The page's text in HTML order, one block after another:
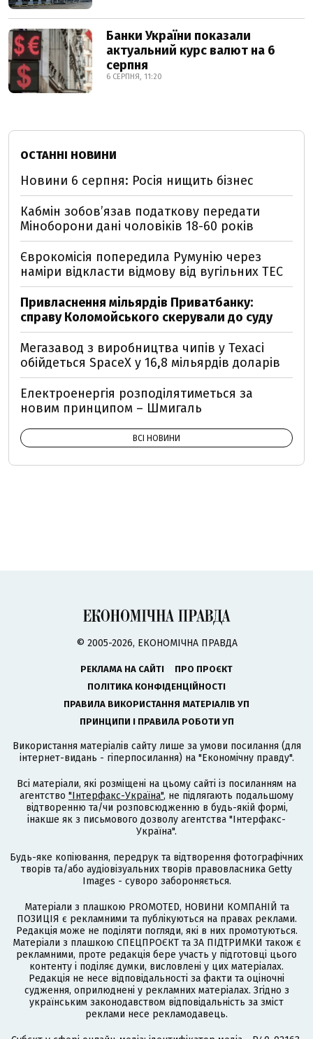
Банки України показали
актуальний курс валют на 6
серпня
6 СЕРПНЯ, 11:20
ОСТАННІ НОВИНИ
Новини 6 серпня: Росія нищить бізнес
Кабмін зобовʼязав податкову передати
Міноборони дані чоловіків 18-60 років
Єврокомісія попередила Румунію через
наміри відкласти відмову від вугільних ТЕС
Привласнення мільярдів Приватбанку:
справу Коломойського скерували до суду
Мегазавод з виробництва чипів у Техасі
обійдеться SpaceX у 16,8 мільярдів доларів
Електроенергія розподілятиметься за
новим принципом – Шмигаль
ВСІ НОВИНИ
© 2005-2026, ЕКОНОМІЧНА ПРАВДА
РЕКЛАМА НА САЙТІ
ПРО ПРОЄКТ
ПОЛІТИКА КОНФІДЕНЦІЙНОСТІ
ПРАВИЛА ВИКОРИСТАННЯ МАТЕРІАЛІВ УП
ПРИНЦИПИ І ПРАВИЛА РОБОТИ УП
Використання матеріалів сайту лише за умови посилання (для
інтернет-видань - гіперпосилання) на "Економічну правду".
Всі матеріали, які розміщені на цьому сайті із посиланням на
агентство "Інтерфакс-Україна", не підлягають подальшому
відтворенню та/чи розповсюдженню в будь-якій формі,
інакше як з письмового дозволу агентства "Інтерфакс-
Україна".
Будь-яке копіювання, передрук та відтворення фотографічних
творів та/або аудіовізуальних творів правовласника Getty
Images - суворо забороняється.
Матеріали з плашкою PROMOTED, НОВИНИ КОМПАНІЙ та
ПОЗИЦІЯ є рекламними та публікуються на правах реклами.
Редакція може не поділяти погляди, які в них промотуються.
Матеріали з плашкою СПЕЦПРОЄКТ та ЗА ПІДТРИМКИ також є
рекламними, проте редакція бере участь у підготовці цього
контенту і поділяє думки, висловлені у цих матеріалах.
Редакція не несе відповідальності за факти та оціночні
судження, оприлюднені у рекламних матеріалах. Згідно з
українським законодавством відповідальність за зміст
реклами несе рекламодавець.